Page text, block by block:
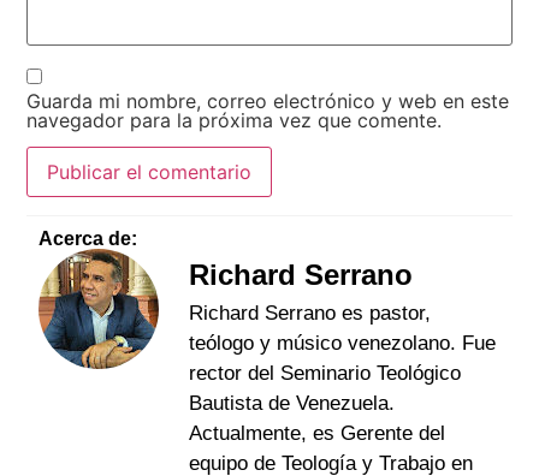
Guarda mi nombre, correo electrónico y web en este
navegador para la próxima vez que comente.
Acerca de:
Richard Serrano
Richard Serrano es pastor,
teólogo y músico venezolano. Fue
rector del Seminario Teológico
Bautista de Venezuela.
Actualmente, es Gerente del
equipo de Teología y Trabajo en